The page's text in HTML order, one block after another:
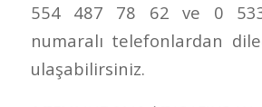
554 487 78 62 ve 0
numaralı telefonlardan
ulaşabilirsiniz.